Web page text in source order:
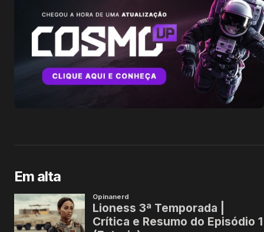
Em alta